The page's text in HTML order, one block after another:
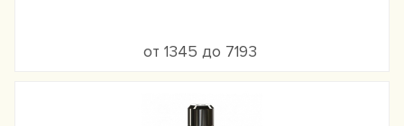
от 1345 до 7193